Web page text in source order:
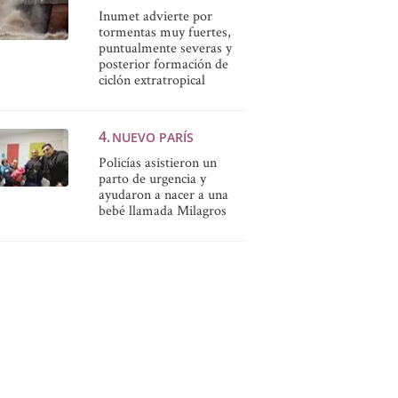
Inumet advierte por
tormentas muy fuertes,
puntualmente severas y
posterior formación de
ciclón extratropical
NUEVO PARÍS
Policías asistieron un
parto de urgencia y
ayudaron a nacer a una
bebé llamada Milagros